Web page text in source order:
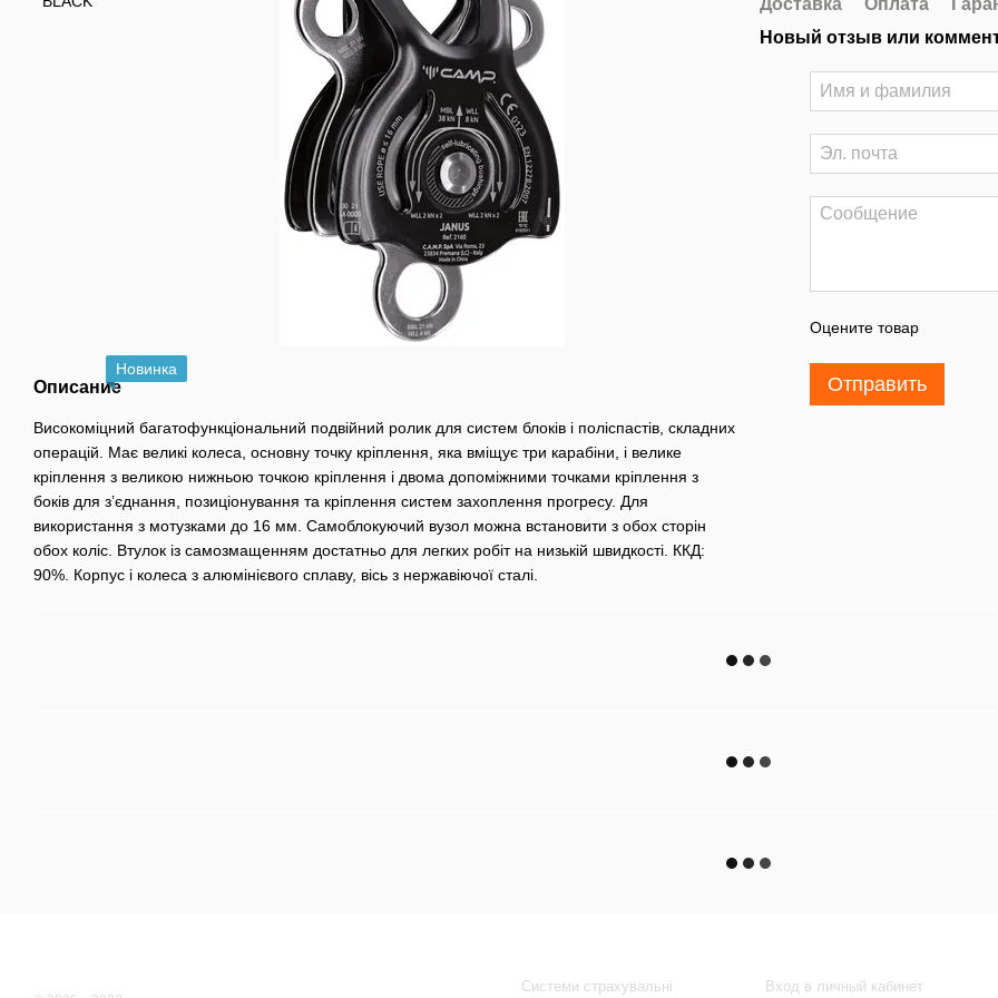
Новинка
Описание
Високоміцний багатофункціональний подвійний ролик для систем блоків і поліспастів, складних
операцій. Має великі колеса, основну точку кріплення, яка вміщує три карабіни, і велике
кріплення з великою нижньою точкою кріплення і двома допоміжними точками кріплення з
боків для з’єднання, позиціонування та кріплення систем захоплення прогресу. Для
використання з мотузками до 16 мм. Самоблокуючий вузол можна встановити з обох сторін
обох коліс. Втулок із самозмащенням достатньо для легких робіт на низькій швидкості. ККД:
90%. Корпус і колеса з алюмінієвого сплаву, вісь з нержавіючої сталі.
Доставка Оплата
Новый отзыв или
Оцените товар
Отправить
Системи страхувальні Вход в личный кабинет